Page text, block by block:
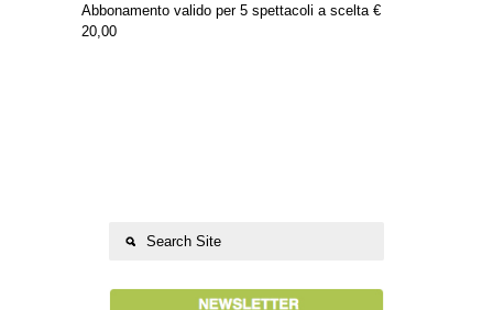
Abbonamento valido per 5 spettacoli a scelta €
20,00